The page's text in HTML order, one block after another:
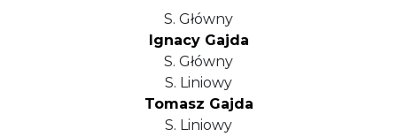
S. Główny
Ignacy Gajda
S. Główny
S. Liniowy
Tomasz Gajda
S. Liniowy